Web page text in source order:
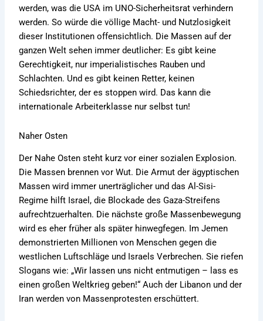
werden, was die USA im UNO-Sicherheitsrat verhindern
werden. So würde die völlige Macht- und Nutzlosigkeit
dieser Institutionen offensichtlich. Die Massen auf der
ganzen Welt sehen immer deutlicher: Es gibt keine
Gerechtigkeit, nur imperialistisches Rauben und
Schlachten. Und es gibt keinen Retter, keinen
Schiedsrichter, der es stoppen wird. Das kann die
internationale Arbeiterklasse nur selbst tun!
Naher Osten
Der Nahe Osten steht kurz vor einer sozialen Explosion.
Die Massen brennen vor Wut. Die Armut der ägyptischen
Massen wird immer unerträglicher und das Al-Sisi-
Regime hilft Israel, die Blockade des Gaza-Streifens
aufrechtzuerhalten. Die nächste große Massenbewegung
wird es eher früher als später hinwegfegen. Im Jemen
demonstrierten Millionen von Menschen gegen die
westlichen Luftschläge und Israels Verbrechen. Sie riefen
Slogans wie: „Wir lassen uns nicht entmutigen – lass es
einen großen Weltkrieg geben!“ Auch der Libanon und der
Iran werden von Massenprotesten erschüttert.